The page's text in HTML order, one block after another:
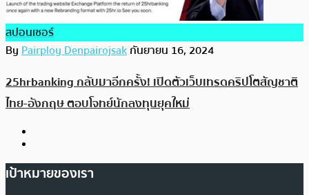
สปอนเซอร์
ByPairploy Denpairojsakกันยายน 16, 2024
25hrbanking กลับมาอีกครั้ง! เปิดตัวเว็บเทรดคริปโตสัญชาติ
ไทย-อังกฤษ ตอบโจทย์นักลงทุนยุคใหม่
เป้าหมายของเรา